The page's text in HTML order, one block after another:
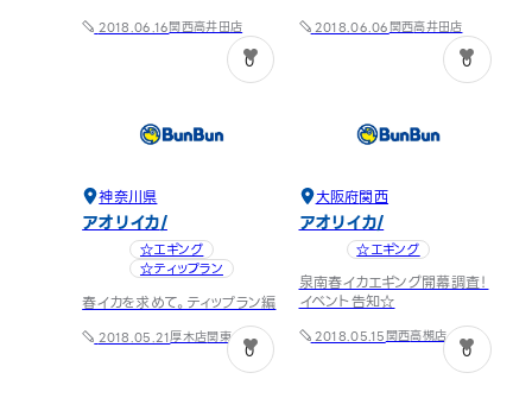
2018.06.16関西高井田店
0
2018.06.06関西高井田店
0
神奈川県
アオリイカ
☆エギング
☆ティップラン
春イカを求めて。ティップラン編
2018.05.21厚木店関東
0
大阪府関西
アオリイカ
☆エギング
泉南春イカエギング開幕調査！
イベント告知☆
2018.05.15関西高槻店
0